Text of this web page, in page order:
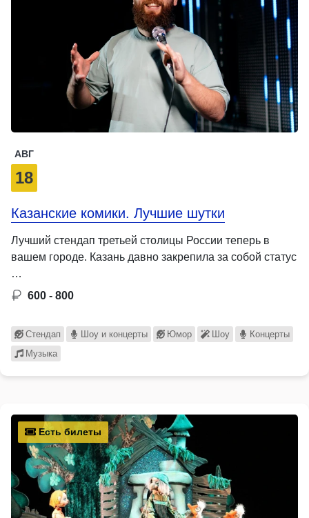
АВГ
18
Казанские комики. Лучшие шутки
Лучший стендап третьей столицы России теперь в
вашем городе. Казань давно закрепила за собой статус
…
600 - 800
Стендап Шоу и концерты Юмор Шоу
Концерты
Музыка
Есть билеты